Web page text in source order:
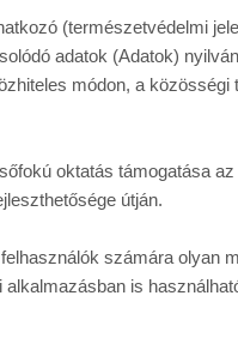
(természetvédelmi
adatok (Adatok)
módon, a
oktatás támogatása
útján.
számára olyan
is